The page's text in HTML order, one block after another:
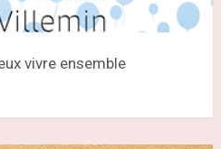
vivre ensemble